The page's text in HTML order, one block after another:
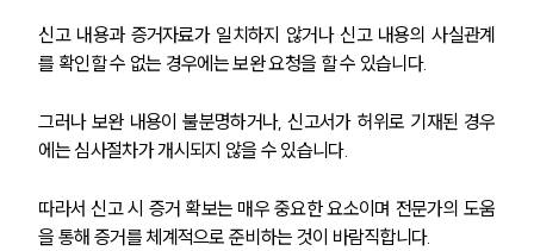
신고 내용과 증거자료가 일치하지 않거나 신고 내용의 사실관계
를 확인할 수 없는 경우에는 보완 요청을 할 수 있습니다.
그러나 보완 내용이 불분명하거나, 신고서가 허위로 기재된 경우
에는 심사절차가 개시되지 않을 수 있습니다.
따라서 신고 시 증거 확보는 매우 중요한 요소이며 전문가의 도움
을 통해 증거를 체계적으로 준비하는 것이 바람직합니다.